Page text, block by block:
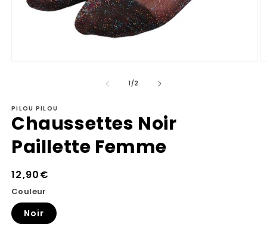
une
fenêtre
modale
1/de
2
PILOU PILOU
Chaussettes Noir
Paillette Femme
Prix
habituel
12,90€
Couleur
Noir